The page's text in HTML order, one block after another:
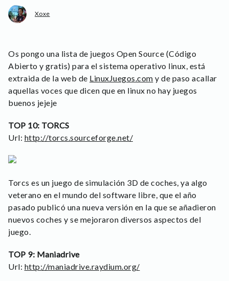
Xoxe
Os pongo una lista de juegos Open Source (Código
Abierto y gratis) para el sistema operativo linux, está
extraida de la web de LinuxJuegos.com y de paso acallar
aquellas voces que dicen que en linux no hay juegos
buenos jejeje
TOP 10: TORCS
Url: http://torcs.sourceforge.net/
Torcs es un juego de simulación 3D de coches, ya algo
veterano en el mundo del software libre, que el año
pasado publicó una nueva versión en la que se añadieron
nuevos coches y se mejoraron diversos aspectos del
juego.
TOP 9: Maniadrive
Url: http://maniadrive.raydium.org/